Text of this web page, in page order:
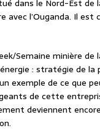
dans le Nord-Est de
l’Ouganda. Il est
Semaine minière de
: stratégie de
exemple de ce que
de cette
deviennent